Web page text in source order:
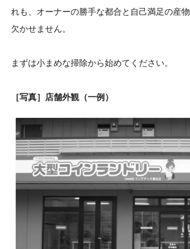
れも、オーナーの勝手な都合と自己満足の産
欠かせません。
まずは小まめな掃除から始めてください。
［写真］店舗外観（一例）